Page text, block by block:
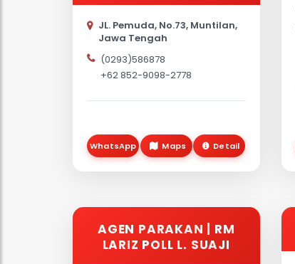
JL. Pemuda, No.73, Muntilan,
Jawa Tengah
(0293)586878
+62 852-9098-2778
WhatsApp Maps Detail
AGEN PARAKAN | RM
LARIZ POLL L. SUAJI